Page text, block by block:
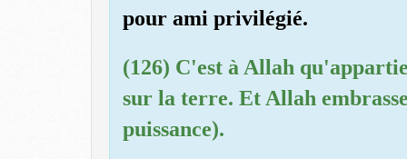
pour ami privilégié.
(126) C'est à Allah
sur la terre. Et Allah
puissance).